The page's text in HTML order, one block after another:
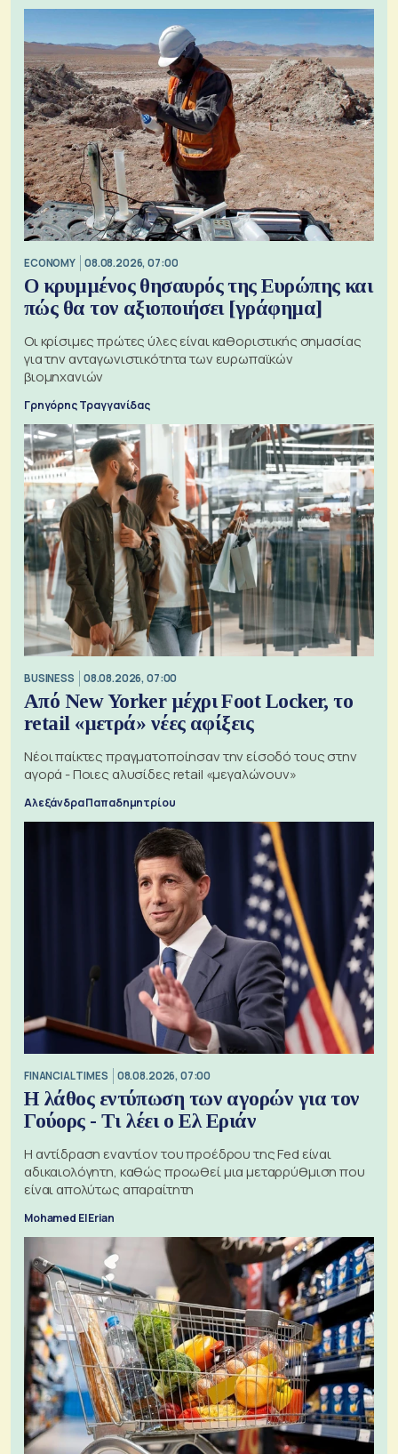
ECONOMY 08.08.2026, 07:00
Ο κρυμμένος θησαυρός της Ευρώπης και
πώς θα τον αξιοποιήσει [γράφημα]
Οι κρίσιμες πρώτες ύλες είναι καθοριστικής σημασίας
για την ανταγωνιστικότητα των ευρωπαϊκών
βιομηχανιών
Γρηγόρης Τραγγανίδας
BUSINESS 08.08.2026, 07:00
Από New Yorker μέχρι Foot Locker, το
retail «μετρά» νέες αφίξεις
Νέοι παίκτες πραγματοποίησαν την είσοδό τους στην
αγορά - Ποιες αλυσίδες retail «μεγαλώνουν»
Αλεξάνδρα Παπαδημητρίου
FINANCIAL TIMES 08.08.2026, 07:00
Η λάθος εντύπωση των αγορών για τον
Γούορς - Τι λέει ο Ελ Εριάν
Η αντίδραση εναντίον του προέδρου της Fed είναι
αδικαιολόγητη, καθώς προωθεί μια μεταρρύθμιση που
είναι απολύτως απαραίτητη
Mohamed El Erian